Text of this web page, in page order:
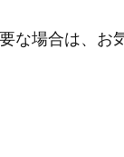
な場合は、お